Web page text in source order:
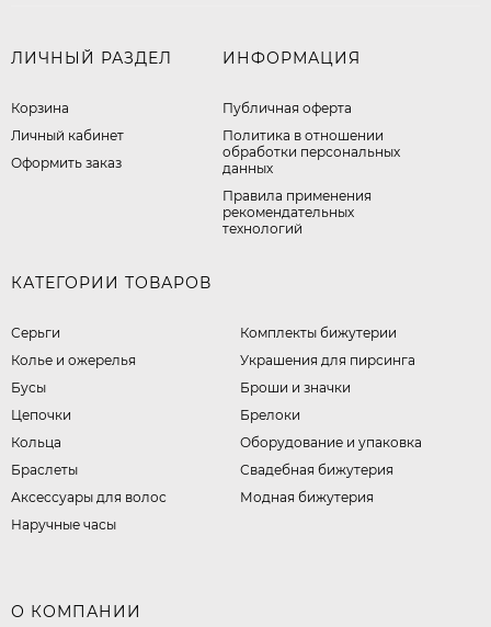
ЛИЧНЫЙ РАЗДЕЛ
Корзина
Личный кабинет
Оформить заказ
ИНФОРМАЦИЯ
Публичная оферта
​Политика в отношении
обработки персональных
данных
Правила применения
рекомендательных
технологий
КАТЕГОРИИ ТОВАРОВ
Серьги
Колье и ожерелья
Бусы
Цепочки
Кольца
Браслеты
Аксессуары для волос
Наручные часы
Комплекты бижутерии
Украшения для пирсинга
Броши и значки
Брелоки
Оборудование и упаковка
Свадебная бижутерия
Модная бижутерия
О КОМПАНИИ